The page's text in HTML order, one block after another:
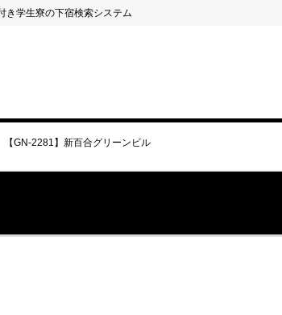
き学生寮の下宿検索システム
【GN-2281】新百合グリーンビル